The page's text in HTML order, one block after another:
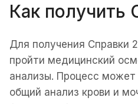
Как получить
Для получения Справки
пройти медицинский
анализы. Процесс может
общий анализ крови и